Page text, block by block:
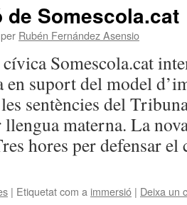
de Somescola.cat
per Rubén Fernández Asensio
Somescola.cat
en suport del model
sentències del
llengua materna. La
hores per defensar
| Etiquetat com a immersió | Deixa un